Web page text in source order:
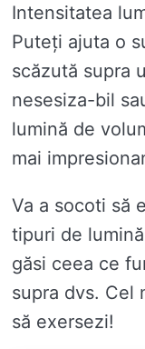
Intensitatea
Puteți ajuta o
scăzută supra
nesesiza-bil
lumină de
mai
Va a socoti să
tipuri de
găsi ceea ce
supra dvs. Cel
să exersezi!